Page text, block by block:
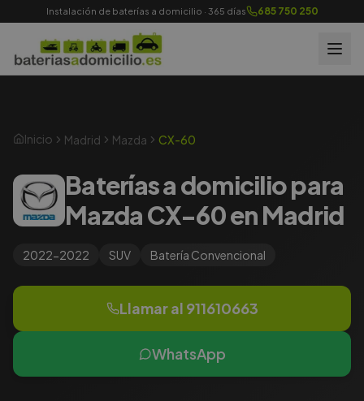
Instalación de baterías a domicilio · 365 días 685 750 250
Inicio Madrid Mazda CX-60
Baterías a domicilio para
Mazda CX-60 en Madrid
2022-2022 SUV Batería Convencional
Llamar al 911610663
WhatsApp